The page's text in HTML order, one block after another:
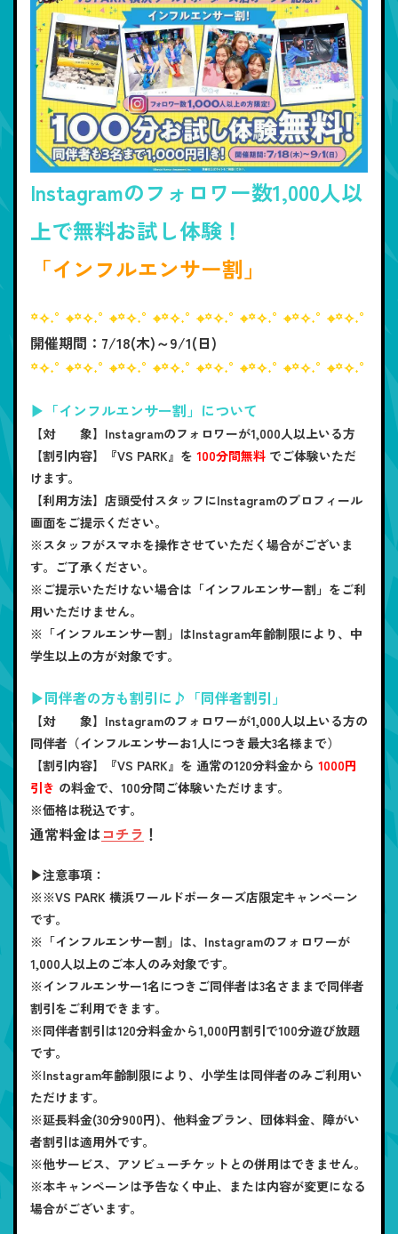
Instagramのフォロワー数1,000人以
上で無料お試し体験！
「インフルエンサー割」
꙳✧˖°⌖꙳✧˖°⌖꙳✧˖°⌖꙳✧˖°⌖꙳✧˖°⌖꙳✧˖°⌖꙳✧˖°⌖꙳✧˖°
開催期間：7/18(木)～9/1(日)
꙳✧˖°⌖꙳✧˖°⌖꙳✧˖°⌖꙳✧˖°⌖꙳✧˖°⌖꙳✧˖°⌖꙳✧˖°⌖꙳✧˖°
▶「インフルエンサー割」について
【対 象】 Instagramのフォロワーが1,000人以上いる方
【割引内容】
『VS PARK』を 100分間無料 でご体験いただ
けます。
【利用方法】 店頭受付スタッフにInstagramのプロフィール
画面をご提示ください。
※スタッフがスマホを操作させていただく場合がございま
す。ご了承ください。
※ご提示いただけない場合は「インフルエンサー割」をご利
用いただけません。
※「インフルエンサー割」はInstagram年齢制限により、中
学生以上の方が対象です。
▶同伴者の方も割引に♪「同伴者割引」
【対 象】 Instagramのフォロワーが1,000人以上いる方の
同伴者（インフルエンサーお1人につき最大3名様まで）
【割引内容】
『VS PARK』を 通常の120分料金から 1000円
引き の料金で、100分間ご体験いただけます。
※価格は税込です。
通常料金はコチラ ！
▶注意事項：
※※VS PARK 横浜ワールドポーターズ店限定キャンペーン
です。
※「インフルエンサー割」は、Instagramのフォロワーが
1,000人以上のご本人のみ対象です。
※インフルエンサー1名につきご同伴者は3名さままで同伴者
割引をご利用できます。
※同伴者割引は120分料金から1,000円割引で100分遊び放題
です。
※Instagram年齢制限により、小学生は同伴者のみご利用い
ただけます。
※延長料金(30分900円)、他料金プラン、団体料金、障がい
者割引は適用外です。
※他サービス、アソビューチケットとの併用はできません。
※本キャンペーンは予告なく中止、または内容が変更になる
場合がございます。